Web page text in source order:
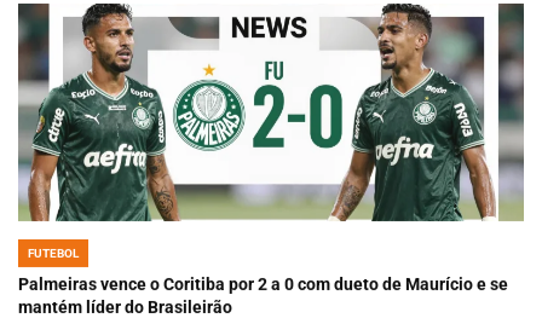
POSTED
IN
Palmeiras vence o Coritiba por 2 a 0 com dueto de Maurício e se
mantém líder do Brasileirão